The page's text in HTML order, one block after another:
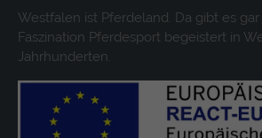
Westfalen ist Pferdeland. Da gibt es
Faszination Pferdesport begeistert in
Jahrhunderten.